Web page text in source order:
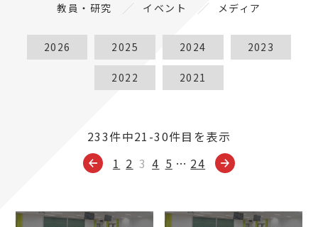
教員・研究
イベント メディア
2026 2025 2024 2023
2022 2021
233件中21-30件目を表示
1 2 3 4 5 … 24